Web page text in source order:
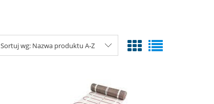
Sortuj wg: Nazwa produktu A-Z